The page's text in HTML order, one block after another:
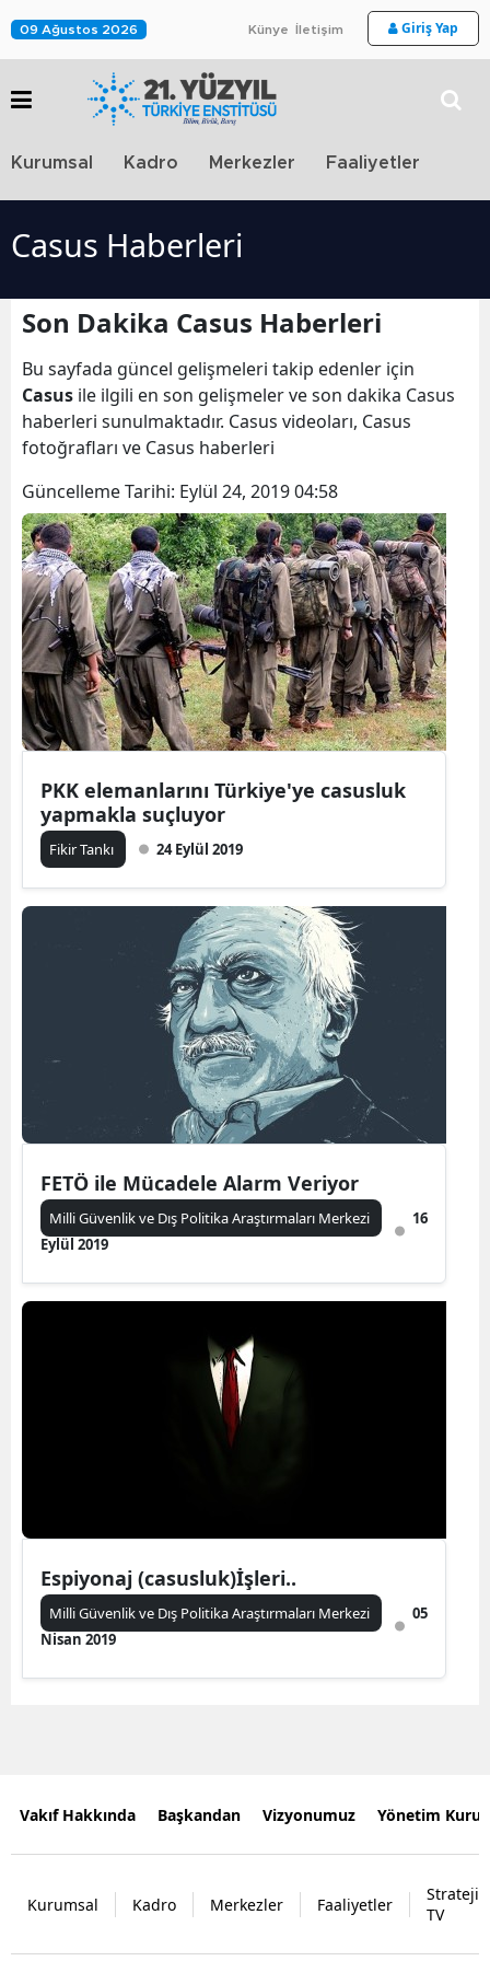
09 Ağustos 2026 Künye İletişim Giriş Yap
Kurumsal Kadro Merkezler Faaliyetler
Casus Haberleri
Son Dakika Casus Haberleri
Bu sayfada güncel gelişmeleri takip edenler için
Casus ile ilgili en son gelişmeler ve son dakika Casus
haberleri sunulmaktadır. Casus videoları, Casus
fotoğrafları ve Casus haberleri
Güncelleme Tarihi: Eylül 24, 2019 04:58
PKK elemanlarını Türkiye'ye casusluk
yapmakla suçluyor
Fikir Tankı 24 Eylül 2019
FETÖ ile Mücadele Alarm Veriyor
Milli Güvenlik ve Dış Politika Araştırmaları Merkezi
16
Eylül 2019
Espiyonaj (casusluk)İşleri..
Milli Güvenlik ve Dış Politika Araştırmaları Merkezi
05
Nisan 2019
Vakıf Hakkında Başkandan Vizyonumuz Yönetim
Kurumsal Kadro Merkezler Faaliyetler
Strateji
TV